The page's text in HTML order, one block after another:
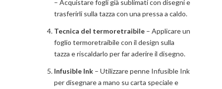
– Acquistare fogli già sublimati con disegni e
trasferirli sulla tazza con una pressa a caldo.
Tecnica del termoretraibile – Applicare un
foglio termoretraibile con il design sulla
tazza e riscaldarlo per far aderire il disegno.
Infusible Ink – Utilizzare penne Infusible Ink
per disegnare a mano su carta speciale e